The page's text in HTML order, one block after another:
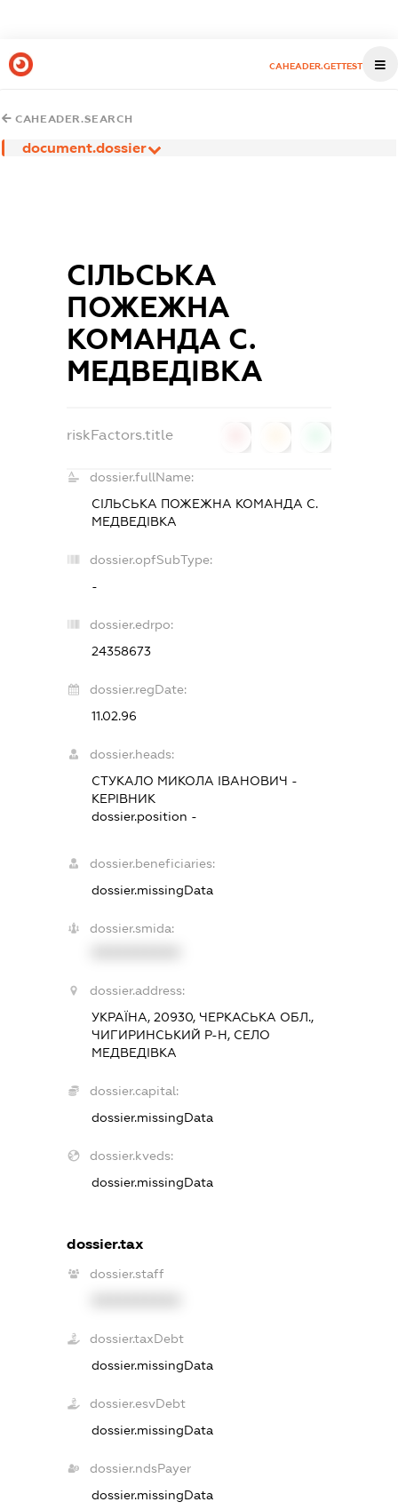
CAHEADER.GETTEST
CAHEADER.SEARCH
document.dossier
СІЛЬСЬКА
ПОЖЕЖНА
КОМАНДА С.
МЕДВЕДІВКА
riskFactors.title
dossier.fullName:
СІЛЬСЬКА ПОЖЕЖНА КОМАНДА С.
МЕДВЕДІВКА
dossier.opfSubType:
-
dossier.edrpo:
24358673
dossier.regDate:
11.02.96
dossier.heads:
СТУКАЛО МИКОЛА ІВАНОВИЧ -
КЕРІВНИК
dossier.position -
dossier.beneficiaries:
dossier.missingData
dossier.smida:
dossier.address:
УКРАЇНА, 20930, ЧЕРКАСЬКА ОБЛ.,
ЧИГИРИНСЬКИЙ Р-Н, СЕЛО
МЕДВЕДІВКА
dossier.capital:
dossier.missingData
dossier.kveds:
dossier.missingData
dossier.tax
dossier.staff
dossier.taxDebt
dossier.missingData
dossier.esvDebt
dossier.missingData
dossier.ndsPayer
dossier.missingData